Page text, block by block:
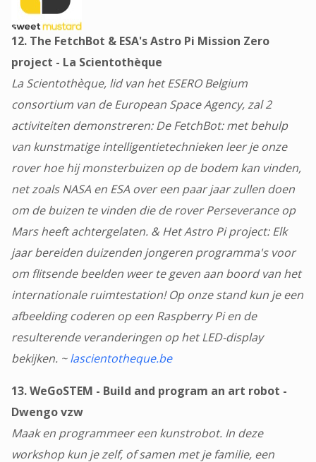
12. The FetchBot & ESA's Astro Pi Mission Zero
project - La Scientothèque
La Scientothèque, lid van het ESERO Belgium
consortium van de European Space Agency, zal 2
activiteiten demonstreren: De FetchBot: met behulp
van kunstmatige intelligentietechnieken leer je onze
rover hoe hij monsterbuizen op de bodem kan vinden,
net zoals NASA en ESA over een paar jaar zullen doen
om de buizen te vinden die de rover Perseverance op
Mars heeft achtergelaten. & Het Astro Pi project: Elk
jaar bereiden duizenden jongeren programma's voor
om flitsende beelden weer te geven aan boord van het
internationale ruimtestation! Op onze stand kun je een
afbeelding coderen op een Raspberry Pi en de
resulterende veranderingen op het LED-display
bekijken. ~lascientotheque.be
13. WeGoSTEM - Build and program an art robot -
Dwengo vzw
Maak en programmeer een kunstrobot. In deze
workshop kun je zelf, of samen met je familie, een